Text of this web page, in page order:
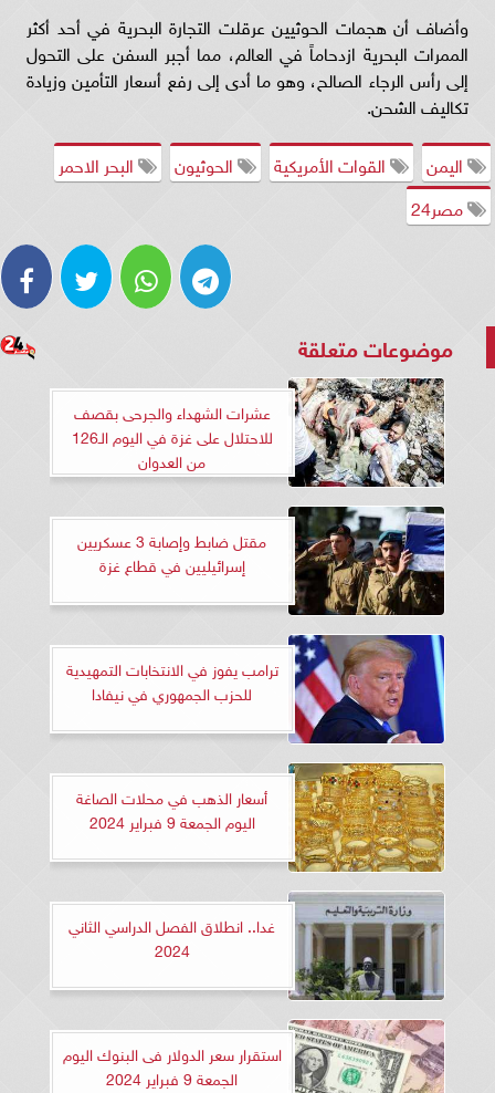
وأضاف أن هجمات الحوثيين عرقلت التجارة البحرية في أحد أكثر
الممرات البحرية ازدحاماً في العالم، مما أجبر السفن على التحول
إلى رأس الرجاء الصالح، وهو ما أدى إلى رفع أسعار التأمين وزيادة
تكاليف الشحن.
اليمن
القوات الأمريكية الحوثيون
البحر الاحمر
مصر24
موضوعات متعلقة
عشرات الشهداء والجرحى بقصف
للاحتلال على غزة في اليوم الـ126
من العدوان
مقتل ضابط وإصابة 3 عسكريين
إسرائيليين في قطاع غزة
ترامب يفوز في الانتخابات التمهيدية
للحزب الجمهوري في نيفادا
أسعار الذهب في محلات الصاغة
اليوم الجمعة 9 فبراير 2024
غدا.. انطلاق الفصل الدراسي الثاني
2024
استقرار سعر الدولار فى البنوك اليوم
الجمعة 9 فبراير 2024